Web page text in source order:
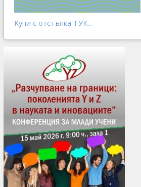
Купи с отстъпка ТУК...